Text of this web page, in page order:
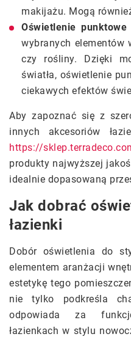
makijażu. Mogą
Oświetlenie punktowe
wybranych elementów
czy rośliny. Dzięki
światła, oświetlenie
ciekawych efektów
Aby zapoznać się z
innych akcesoriów
https://
produkty najwyższej
idealnie dopasowaną
Jak dobrać
łazienki
Dobór oświetlenia do
elementem aranżacji
estetykę tego
nie tylko podkreśla
odpowiada za
łazienkach w stylu